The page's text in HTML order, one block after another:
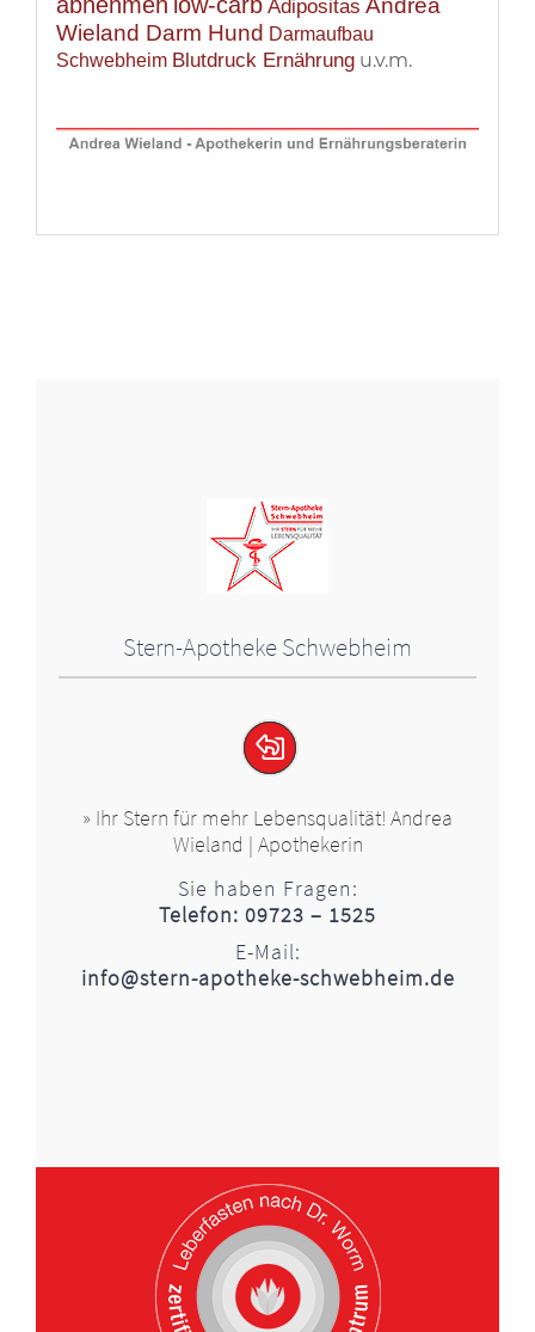
abnehmen low-carb Adipositas Andrea
Wieland Darm Hund Darmaufbau
Schwebheim Blutdruck Ernährungu.v.m.
Stern-Apotheke Schwebheim
» Ihr Stern für mehr Lebensqualität! Andrea
Wieland | Apothekerin
Sie haben Fragen:
Telefon: 09723 – 1525
E-Mail:
info@stern-apotheke-schwebheim.de